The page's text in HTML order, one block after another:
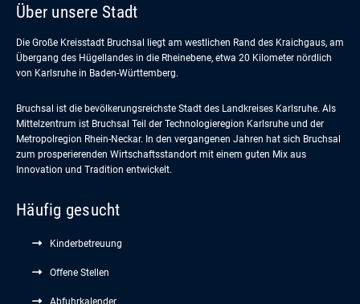
Über unsere Stadt
Die Große Kreisstadt Bruchsal liegt am westlichen Rand des Kraichgaus, am
Übergang des Hügellandes in die Rheinebene, etwa 20 Kilometer nördlich
von Karlsruhe in Baden-Württemberg.
Bruchsal ist die bevölkerungsreichste Stadt des Landkreises Karlsruhe. Als
Mittelzentrum ist Bruchsal Teil der Technologieregion Karlsruhe und der
Metropolregion Rhein-Neckar. In den vergangenen Jahren hat sich Bruchsal
zum prosperierenden Wirtschaftsstandort mit einem guten Mix aus
Innovation und Tradition entwickelt.
Häufig gesucht
Kinderbetreuung
Offene Stellen